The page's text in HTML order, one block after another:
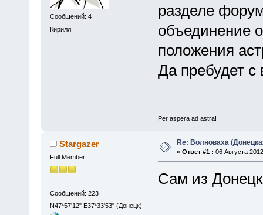
Сообщений: 4
Кирилл
разделе
объединение
положения
Да пребудет
Per aspera ad astra!
Stargazer
Full Member
Сообщений: 223
N47*57'12" E37*33'53" (Донецк)
Re: Волноваха
« Ответ #1 : 06 Августа
Сам из